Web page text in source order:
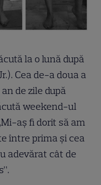
la o lună după
Cea de-a doua a
de zile după
weekend-ul
aș fi dorit să am
între prima și cea
adevărat cât de